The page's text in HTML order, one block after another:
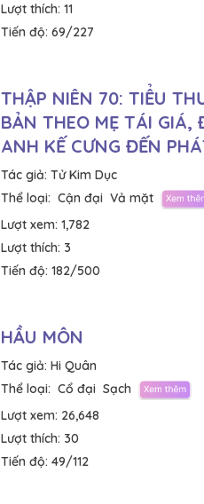
Lượt thích: 11
Tiến độ: 69/227
THẬP NIÊN 70: TIỂU
BẢN THEO MẸ TÁI GIÁ,
ANH KẾ CƯNG ĐẾN
Tác giả: Tử Kim Dục
Thể loại: Cận đại Vả mặt
Lượt xem: 1,782
Lượt thích: 3
Tiến độ: 182/500
HẦU MÔN
Tác giả: Hi Quân
Thể loại: Cổ đại Sạch
Lượt xem: 26,648
Lượt thích: 30
Tiến độ: 49/112